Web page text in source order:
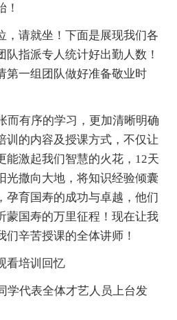
！
，请就坐！下面是展现我们各
队指派专人统计好出勤人数！
第一组团队做好准备敬业时
而有序的学习，更加清晰明确
训的内容及授课方式，不仅让
能激起我们智慧的火花，12天
光撒向大地，将知识经验倾囊
孕育国寿的成功与卓越，他们
蒙国寿的万里征程！现在让我
辛苦授课的全体讲师！
看培训回忆
学代表全体才艺人员上台发